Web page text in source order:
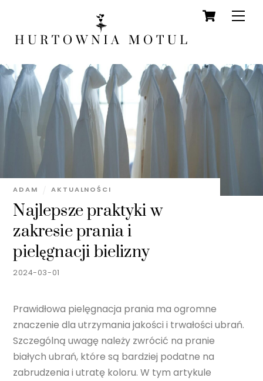
content
Cart
2024-03-01
Najlepsze praktyki w
zakresie prania i
pielęgnacji bielizny
ADAM AKTUALNOŚCI
Prawidłowa pielęgnacja prania ma ogromne
znaczenie dla utrzymania jakości i trwałości ubrań.
Szczególną uwagę należy zwrócić na pranie
białych ubrań, które są bardziej podatne na
zabrudzenia i utratę koloru. W tym artykule